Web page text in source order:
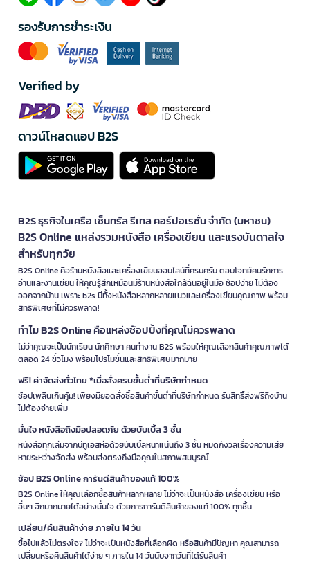
รองรับการชำระเงิน
Verified by
ดาวน์โหลดแอป B2S
B2S ธุรกิจในเครือ เซ็นทรัล รีเทล คอร์ปอเรชั่น จำกัด (มหาชน)
B2S Online แหล่งรวมหนังสือ เครื่องเขียน และแรงบันดาลใจ
สำหรับทุกวัย
B2S Online คือร้านหนังสือและเครื่องเขียนออนไลน์ที่ครบครัน ตอบโจทย์คนรักการ
อ่านและงานเขียน ให้คุณรู้สึกเหมือนมีร้านหนังสือใกล้ฉันอยู่ในมือ ช้อปง่าย ไม่ต้อง
ออกจากบ้าน เพราะ b2s มีทั้งหนังสือหลากหลายแนวและเครื่องเขียนคุณภาพ พร้อม
สิทธิพิเศษที่ไม่ควรพลาด!
ทำไม B2S Online คือแหล่งช้อปปิ้งที่คุณไม่ควรพลาด
ไม่ว่าคุณจะเป็นนักเรียน นักศึกษา คนทำงาน B2S พร้อมให้คุณเลือกสินค้าคุณภาพได้
ตลอด 24 ชั่วโมง พร้อมโปรโมชั่นและสิทธิพิเศษมากมาย
ฟรี! ค่าจัดส่งทั่วไทย *เมื่อสั่งครบขั้นต่ำที่บริษัทกำหนด
ช้อปเพลินเกินคุ้ม! เพียงมียอดสั่งซื้อสินค้าขั้นต่ำที่บริษัทกำหนด รับสิทธิ์ส่งฟรีถึงบ้าน
ไม่ต้องจ่ายเพิ่ม
มั่นใจ หนังสือถึงมือปลอดภัย ด้วยบับเบิ้ล 3 ชั้น
หนังสือทุกเล่มจากบีทูเอสห่อด้วยบับเบิ้ลหนาแน่นถึง 3 ชั้น หมดกังวลเรื่องความเสีย
หายระหว่างจัดส่ง พร้อมส่งตรงถึงมือคุณในสภาพสมบูรณ์
ช้อป B2S Online การันตีสินค้าของแท้ 100%
B2S Online ให้คุณเลือกซื้อสินค้าหลากหลาย ไม่ว่าจะเป็นหนังสือ เครื่องเขียน หรือ
อื่นๆ อีกมากมายได้อย่างมั่นใจ ด้วยการการันตีสินค้าของแท้ 100% ทุกชิ้น
เปลี่ยน/คืนสินค้าง่าย ภายใน 14 วัน
ซื้อไปแล้วไม่ตรงใจ? ไม่ว่าจะเป็นหนังสือที่เลือกผิด หรือสินค้ามีปัญหา คุณสามารถ
เปลี่ยนหรือคืนสินค้าได้ง่าย ๆ ภายใน 14 วันนับจากวันที่ได้รับสินค้า